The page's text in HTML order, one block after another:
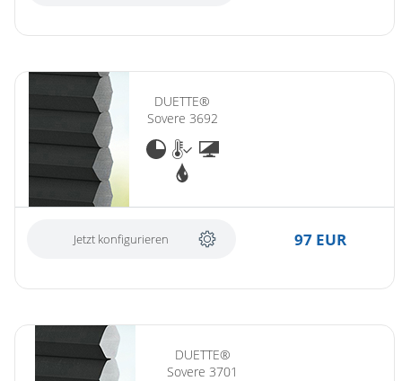
DUETTE®
Sovere 3692
Jetzt konfigurieren 97 EUR
DUETTE®
Sovere 3701